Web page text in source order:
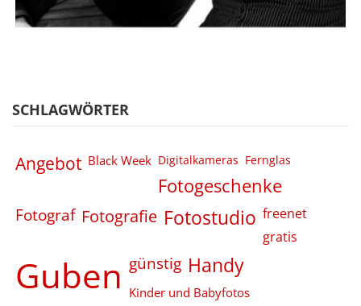
SCHLAGWÖRTER
Angebot Black Week Digitalkameras Fernglas
Fotogeschenke
Fotograf Fotografie Fotostudio freenet
gratis
Guben günstig Handy
Kinder und Babyfotos